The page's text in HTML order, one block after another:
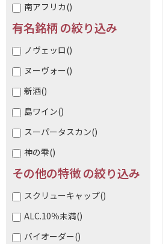
南アフリカ()
有名銘柄 の絞り込み
ノヴェッロ()
ヌーヴォー()
新酒()
島ワイン()
スーパータスカン()
神の雫()
その他の特徴 の絞り込み
スクリューキャップ()
ALC.10％未満()
バイオーダー()